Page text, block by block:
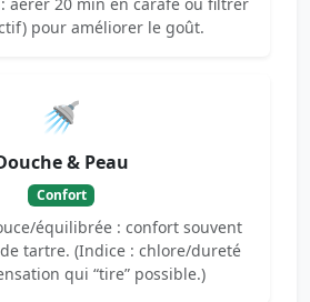
pour améliorer le goût.
🚿
& Peau
Confort
équilibrée : confort souvent
tartre. (Indice : chlore/dureté
qui “tire” possible.)